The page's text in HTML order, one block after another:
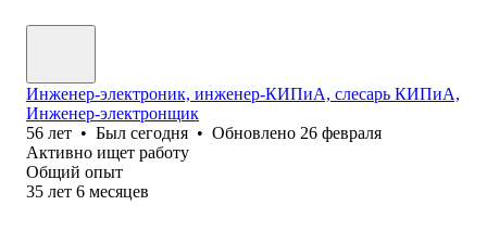
Инженер-электроник, инженер-КИПиА, слесарь КИПиА,
Инженер-электронщик
56 лет • Был сегодня • Обновлено 26 февраля
Активно ищет работу
Общий опыт
35 лет 6 месяцев